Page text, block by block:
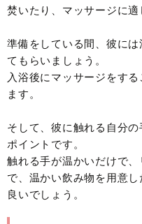
焚いたり、マッサージに適
準備をしている間、彼に
てもらいましょう。
入浴後にマッサージをす
ます。
そして、彼に触れる自分
ポイントです。
触れる手が温かいだけで
で、温かい飲み物を用意
良いでしょう。